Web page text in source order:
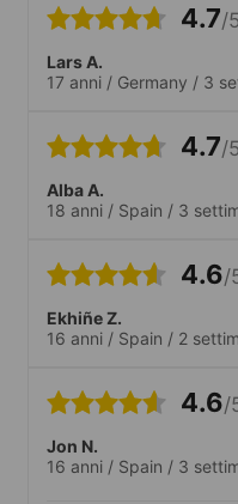
4.7/5
Lars A.
17 anni / Germany / 3
4.7/5
Alba A.
18 anni / Spain / 3
4.6/
Ekhiñe Z.
16 anni / Spain / 2
4.6/
Jon N.
16 anni / Spain / 3